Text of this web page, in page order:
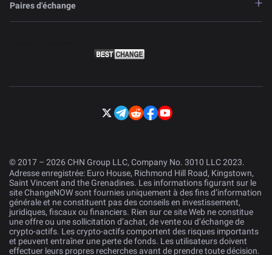
Paires d'échange
© 2017 – 2026 CHN Group LLC, Company No. 3010 LLC 2023.
Adresse enregistrée: Euro House, Richmond Hill Road, Kingstown,
Saint Vincent and the Grenadines. Les informations figurant sur le
site ChangeNOW sont fournies uniquement à des fins d’information
générale et ne constituent pas des conseils en investissement,
juridiques, fiscaux ou financiers. Rien sur ce site Web ne constitue
une offre ou une sollicitation d’achat, de vente ou d’échange de
crypto-actifs. Les crypto-actifs comportent des risques importants
et peuvent entraîner une perte de fonds. Les utilisateurs doivent
effectuer leurs propres recherches avant de prendre toute décision.